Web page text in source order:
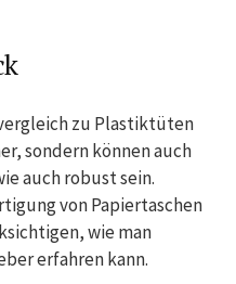
zu Plastiktüten
sondern können auch
auch robust sein.
von Papiertaschen
wie man
erfahren kann.